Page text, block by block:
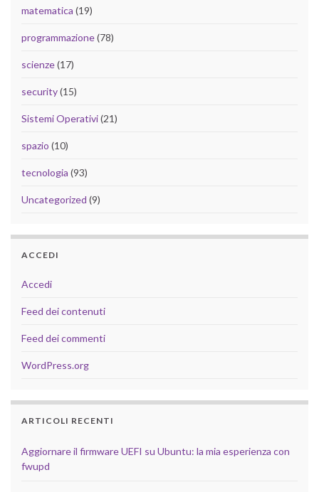
matematica (19)
programmazione(78)
scienze(17)
security(15)
Sistemi Operativi(21)
spazio (10)
tecnologia (93)
Uncategorized (9)
ACCEDI
Accedi
Feed dei contenuti
Feed dei commenti
WordPress.org
ARTICOLI RECENTI
Aggiornare il firmware UEFI su Ubuntu: la mia esperienza con
fwupd